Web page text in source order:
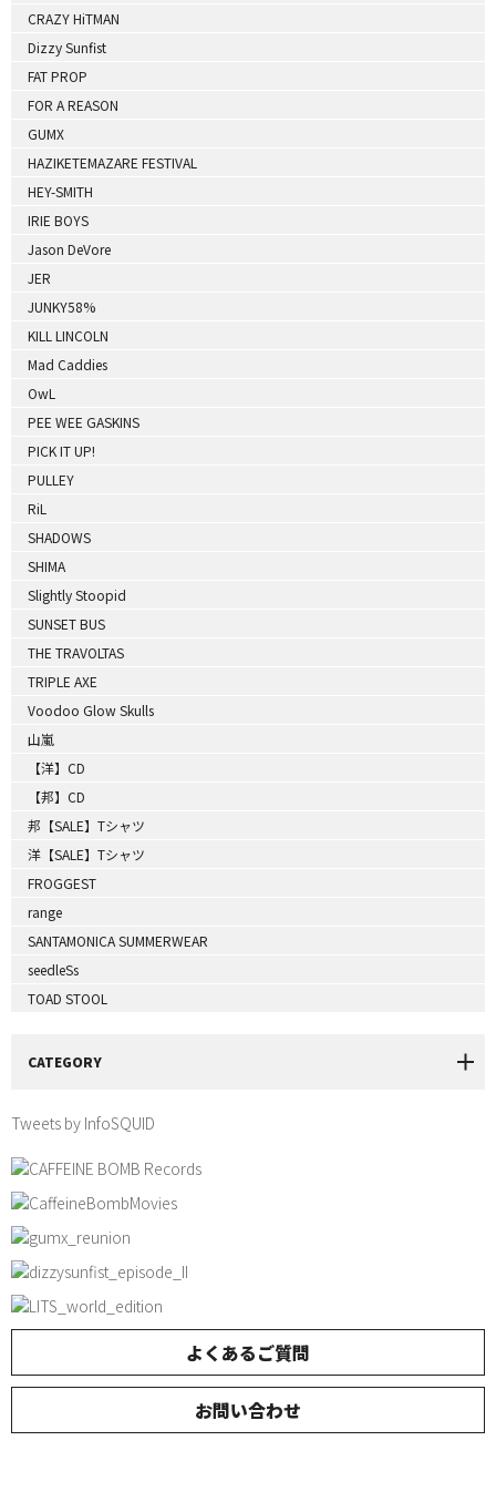
CRAZY HiTMAN
Dizzy Sunfist
FAT PROP
FOR A REASON
GUMX
HAZIKETEMAZARE FESTIVAL
HEY-SMITH
IRIE BOYS
Jason DeVore
JER
JUNKY58%
KILL LINCOLN
Mad Caddies
OwL
PEE WEE GASKINS
PICK IT UP!
PULLEY
RiL
SHADOWS
SHIMA
Slightly Stoopid
SUNSET BUS
THE TRAVOLTAS
TRIPLE AXE
Voodoo Glow Skulls
山嵐
【洋】CD
【邦】CD
邦【SALE】Tシャツ
洋【SALE】Tシャツ
FROGGEST
range
SANTAMONICA SUMMERWEAR
seedleSs
TOAD STOOL
CATEGORY
Tweets by InfoSQUID
よくあるご質問
お問い合わせ